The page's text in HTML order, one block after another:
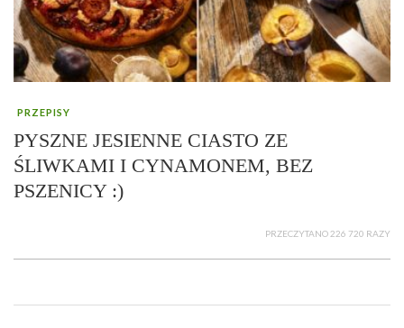
PRZEPISY
PYSZNE JESIENNE CIASTO ZE
ŚLIWKAMI I CYNAMONEM, BEZ
PSZENICY :)
PRZECZYTANO 226 720 RAZY